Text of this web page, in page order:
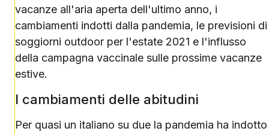
vacanze all'aria aperta dell'ultimo anno, i
cambiamenti indotti dalla pandemia, le previsioni di
soggiorni outdoor per l'estate 2021 e l'influsso
della campagna vaccinale sulle prossime vacanze
estive.
I cambiamenti delle abitudini
Per quasi un italiano su due la pandemia ha indotto